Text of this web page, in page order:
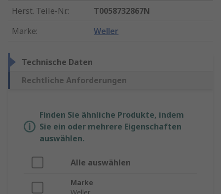
Herst. Teile-Nr.:
T0058732867N
Marke: Weller
Technische Daten
Rechtliche Anforderungen
Finden Sie ähnliche Produkte, indem
Sie ein oder mehrere Eigenschaften
auswählen.
Alle auswählen
Marke